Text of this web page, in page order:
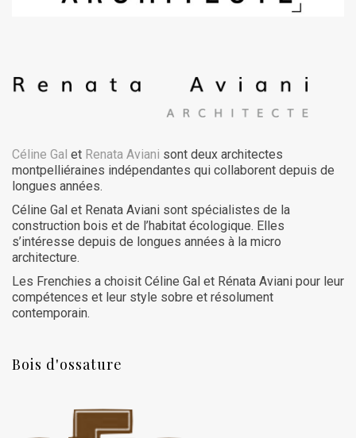
Céline Gal et Renata Aviani sont deux architectes
montpelliéraines indépendantes qui collaborent depuis de
longues années.
Céline Gal et Renata Aviani sont spécialistes de la
construction bois et de l’habitat écologique. Elles
s’intéresse depuis de longues années à la micro
architecture.
Les Frenchies a choisit Céline Gal et Rénata Aviani pour leur
compétences et leur style sobre et résolument
contemporain.
Bois d'ossature